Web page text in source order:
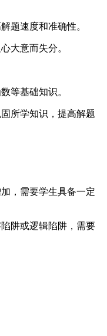
题速度和准确性。
大意而失分。
等基础知识。
所学知识，提高解题
，需要学生具备一定
阱或逻辑陷阱，需要